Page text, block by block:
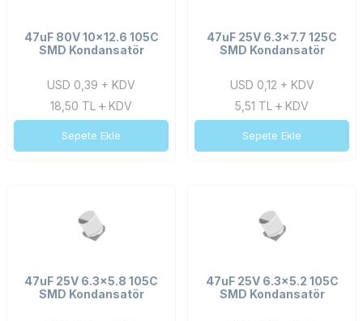
47uF 80V 10x12.6 105C
SMD Kondansatör
USD 0,39 + KDV
18,50 TL KDV
Sepete Ekle
47uF 25V 6.3x7.7 125C
SMD Kondansatör
USD 0,12 + KDV
5,51 TL KDV
Sepete Ekle
47uF 25V 6.3x5.8 105C
SMD Kondansatör
47uF 25V 6.3x5.2 105C
SMD Kondansatör